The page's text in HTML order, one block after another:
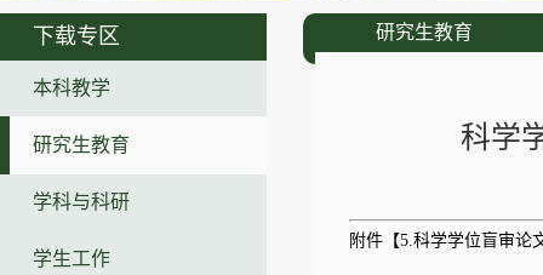
下载专区
本科教学
研究生教育
学科与科研
学生工作
研究生教育
科学
附件【5.科学学位盲审论